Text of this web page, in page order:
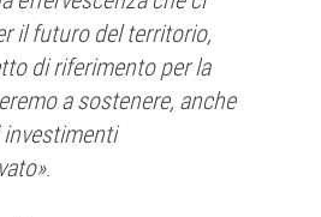
il futuro del territorio,
di riferimento per la
a sostenere, anche
.